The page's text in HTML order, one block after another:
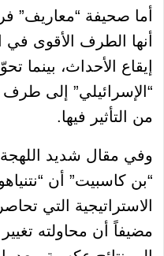
أما صحيفة “معاريف”
أنها الطرف الأقوى في
إيقاع الأحداث،
“الإسرائيلي” إلى طرف
من التأثير فيها.
وفي مقال شديد
“بن كاسبيت” أن
الاستراتيجية التي
مضيفاً أن محاولته